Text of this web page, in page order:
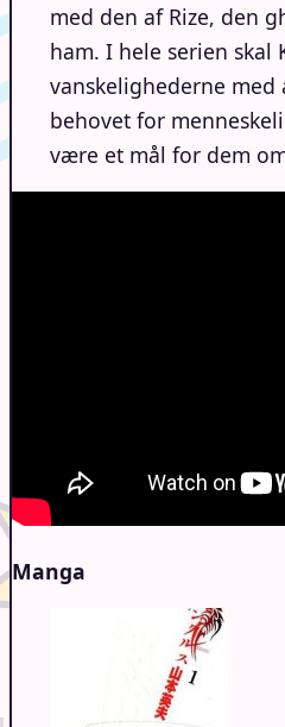
med den af Rize, den
ham. I hele serien skal
vanskelighederne med
behovet for
være et mål for dem
Manga